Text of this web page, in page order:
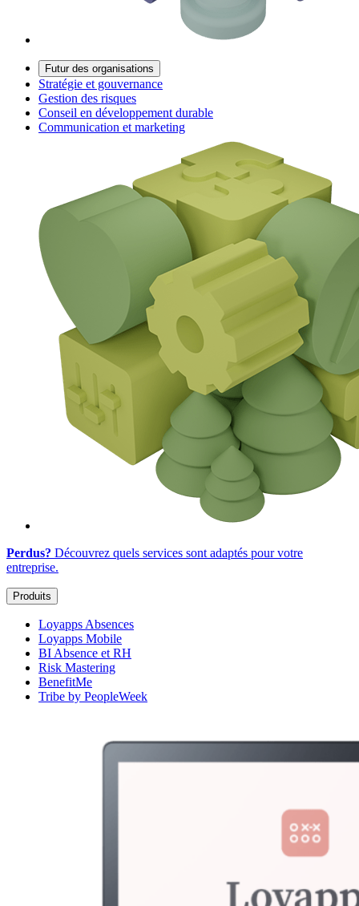
Futur des organisations
Stratégie et gouvernance
Gestion des risques
Conseil en développement durable
Communication et marketing
Perdus? Découvrez quels services sont adaptés pour votre
entreprise.
Produits
Loyapps Absences
Loyapps Mobile
BI Absence et RH
Risk Mastering
BenefitMe
Tribe by PeopleWeek